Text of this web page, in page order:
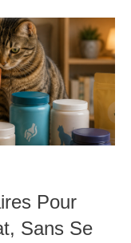
Pour
Sans Se